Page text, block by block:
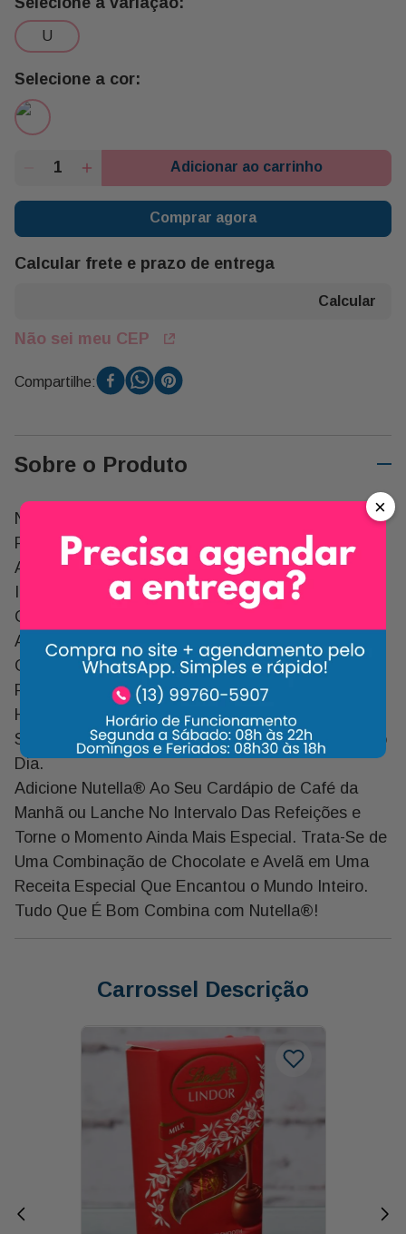
u
Adicionar ao carrinho
Comprar agora
Calcular frete e prazo de entrega
Não sei meu CEP
Compartilhe:
Sobre o Produto
Nutella® É Perfeito Começar o Dia de Forma
Positiva. Ideal para Deixar o Seu Café da Manhã
Ainda Mais Agradável. Preparado com Sete
Ingredientes Especiais, o Creme de Avelã com
Cacau É Sucesso em Todo o Mundo e Vai Fazer a
Alegria Na Sua Casa.
O Creme de Avelã Segue Encantando Os
Paladares Por Seu Sabor e Cremosidade Únicos.
Há Mais 50 Anos Deixando o Café da Manhã Mais
Saboroso, com Uma Energia Extra para Começar o
Dia.
Adicione Nutella® Ao Seu Cardápio de Café da
Manhã ou Lanche No Intervalo Das Refeições e
Torne o Momento Ainda Mais Especial. Trata-Se de
Uma Combinação de Chocolate e Avelã em Uma
Receita Especial Que Encantou o Mundo Inteiro.
Tudo Que É Bom Combina com Nutella®!
Carrossel Descrição
×